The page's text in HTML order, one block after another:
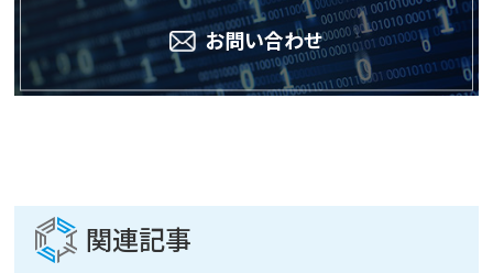
お問い合わせ
関連記事